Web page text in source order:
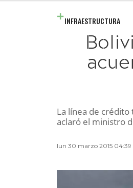
INFRAESTRUCTURA
La línea de crédito
aclaró el ministro
lun 30 marzo 2015 04:39